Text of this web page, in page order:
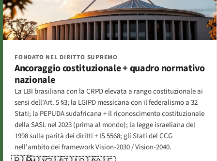
FONDATO NEL DIRITTO SUPREMO
Ancoraggio costituzionale + quadro normativo
nazionale
La LBI brasiliana con la CRPD elevata a rango costituzionale ai
sensi dell'Art. 5 §3; la LGIPD messicana con il federalismo a 32
Stati; la PEPUDA sudafricana + il riconoscimento costituzionale
della SASL nel 2023 (prima al mondo); la legge israeliana del
1998 sulla parità dei diritti + IS 5568; gli Stati del CCG
nell'ambito dei framework Vision-2030 / Vision-2040.